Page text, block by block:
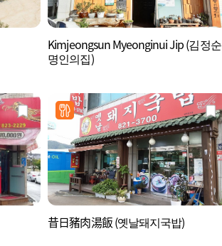
Kimjeongsun Myeonginui Jip (김정순
명인의집)
昔日豬肉湯飯 (옛날돼지국밥)